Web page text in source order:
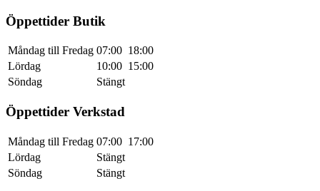
på
Öppettider Butik
Måndag till Fredag 07:00 18:00
Lördag
10:00 15:00
Söndag
Stängt
Öppettider Verkstad
Måndag till Fredag 07:00 17:00
Lördag
Stängt
Söndag
Stängt